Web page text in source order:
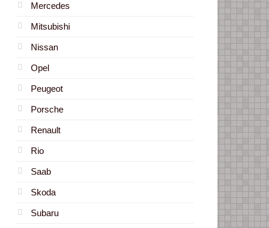
Mercedes
Mitsubishi
Nissan
Opel
Peugeot
Porsche
Renault
Rio
Saab
Skoda
Subaru